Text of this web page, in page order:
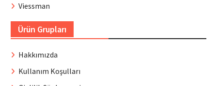
Viessman
Ürün Grupları
Hakkımızda
Kullanım Koşulları